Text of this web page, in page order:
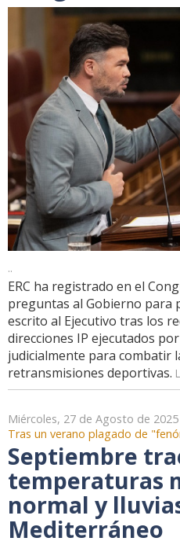
..
ERC ha registrado en el
preguntas al Gobierno para
escrito al Ejecutivo tras los
direcciones IP ejecutados
judicialmente para combatir
retransmisiones deportivas.
Miércoles, 27 de Agosto de 2025
Tras un verano plagado de
Septiembre
temperaturas
normal y
Mediterráneo